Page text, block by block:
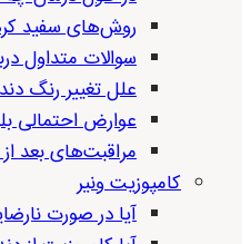
روش‌های سفید
سوالات متداول
علل تغییر رنگ
عوارض احتمالی
مراقبت‌های بعد
کامپوزیت ونیر
آیا در صورت